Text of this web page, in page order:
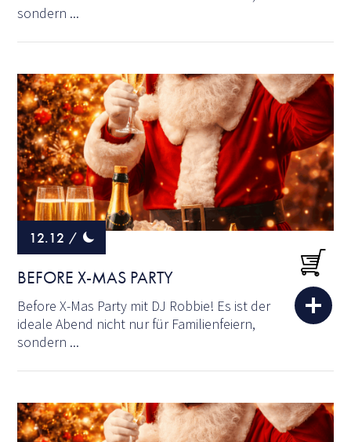
sondern ...
12.12 /
BEFORE X-MAS PARTY
Before X-Mas Party mit DJ Robbie! Es ist der
ideale Abend nicht nur für Familienfeiern,
sondern ...